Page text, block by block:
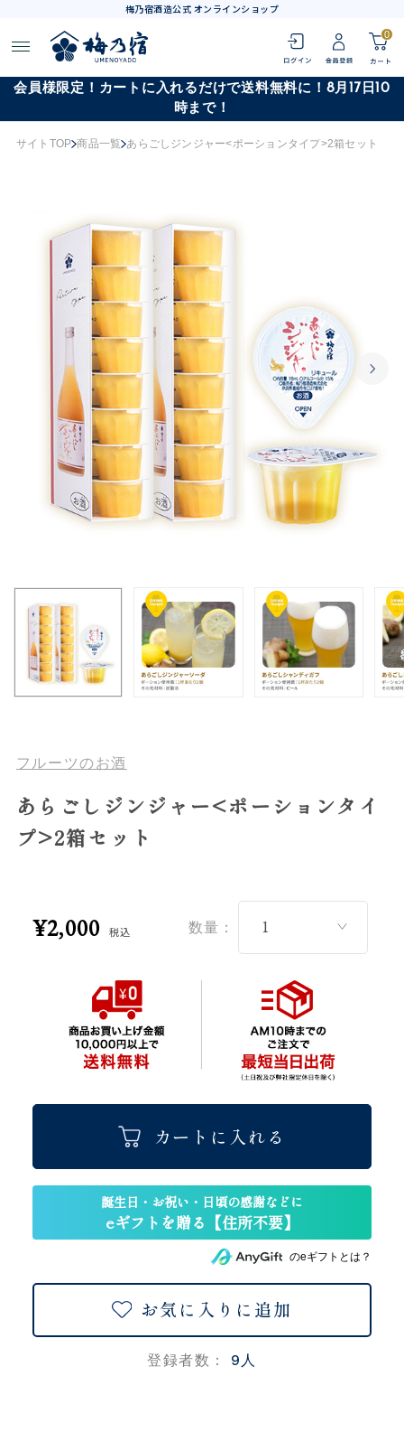
梅乃宿酒造公式 オンラインショップ
0
会員様限定！カートに入れるだけで送料無料に！8月17日10
時まで！
サイトTOP 商品一覧 あらごしジンジャー<ポーションタイプ>2箱セット
フルーツのお酒
あらごしジンジャー<ポーションタイ
プ>2箱セット
¥2,000 税込 数量：
カートに入れる
のeギフトとは？
お気に入りに追加
登録者数： 9人